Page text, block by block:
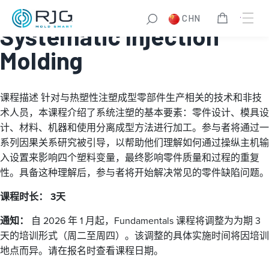
CHN
Fundamentals of
Systematic Injection
Molding
课程描述针对与热塑性注塑成型零部件生产相关的技术和非技
术人员，本课程介绍了系统注塑的基本要素：零件设计、模具设
计、材料、机器和使用分离成型方法进行加工。参与者将通过一
系列因果关系研究被引导，以帮助他们理解如何通过操纵主机输
入设置来影响四个塑料变量，最终影响零件质量和过程的重复
性。具备这种理解后，参与者将开始解决常见的零件缺陷问题。
课程时长： 3天
通知：
自 2026 年 1 月起，Fundamentals 课程将调整为为期 3
天的培训形式（周二至周四）。该调整的具体实施时间将因培训
地点而异。请在报名时查看课程日期。